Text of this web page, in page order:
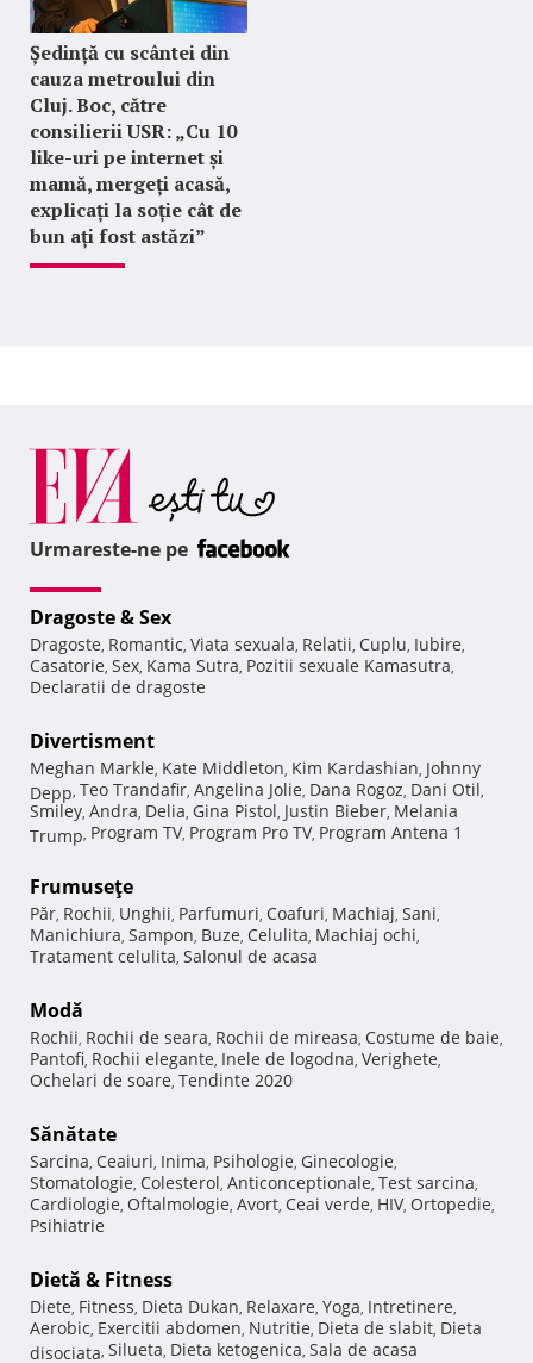
Ședință cu scântei din
cauza metroului din
Cluj. Boc, către
consilierii USR: „Cu 10
like-uri pe internet și
mamă, mergeți acasă,
explicați la soție cât de
bun ați fost astăzi”
Urmareste-ne pe
Dragoste & Sex
Dragoste, Romantic, Viata sexuala, Relatii, Cuplu, Iubire,
Casatorie, Sex, Kama Sutra, Pozitii sexuale Kamasutra,
Declaratii de dragoste
Divertisment
Meghan Markle, Kate Middleton, Kim Kardashian, Johnny
Depp, Teo Trandafir, Angelina Jolie, Dana Rogoz, Dani Otil,
Smiley, Andra, Delia, Gina Pistol, Justin Bieber, Melania
Trump, Program TV, Program Pro TV, Program Antena 1
Frumuseţe
Păr, Rochii, Unghii, Parfumuri, Coafuri, Machiaj, Sani,
Manichiura, Sampon, Buze, Celulita, Machiaj ochi,
Tratament celulita, Salonul de acasa
Modă
Rochii, Rochii de seara, Rochii de mireasa, Costume de baie,
Pantofi, Rochii elegante, Inele de logodna, Verighete,
Ochelari de soare, Tendinte 2020
Sănătate
Sarcina, Ceaiuri, Inima, Psihologie, Ginecologie,
Stomatologie, Colesterol, Anticonceptionale, Test sarcina,
Cardiologie, Oftalmologie, Avort, Ceai verde, HIV, Ortopedie,
Psihiatrie
Dietă & Fitness
Diete, Fitness, Dieta Dukan, Relaxare, Yoga, Intretinere,
Aerobic, Exercitii abdomen, Nutritie, Dieta de slabit, Dieta
disociata, Silueta, Dieta ketogenica, Sala de acasa